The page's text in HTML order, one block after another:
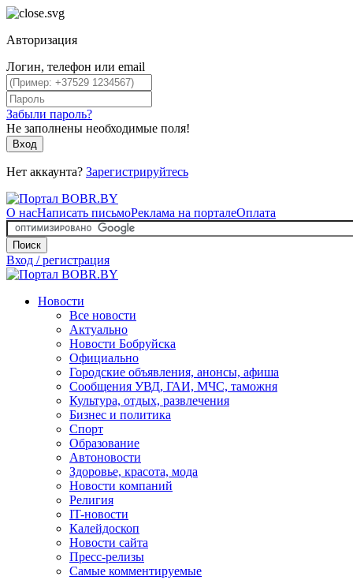
Авторизация
Логин, телефон или email
Забыли пароль?
Не заполнены необходимые поля!
Вход
Нет аккаунта? Зарегистрируйтесь
О насНаписать письмоРеклама на порталеОплата
Поиск
Вход / регистрация
Новости
Все новости
Актуально
Новости Бобруйска
Официально
Городские объявления, анонсы, афиша
Сообщения УВД, ГАИ, МЧС, таможня
Культура, отдых, развлечения
Бизнес и политика
Спорт
Образование
Автоновости
Здоровье, красота, мода
Новости компаний
Религия
IT-новости
Калейдоскоп
Новости сайта
Пресс-релизы
Самые комментируемые